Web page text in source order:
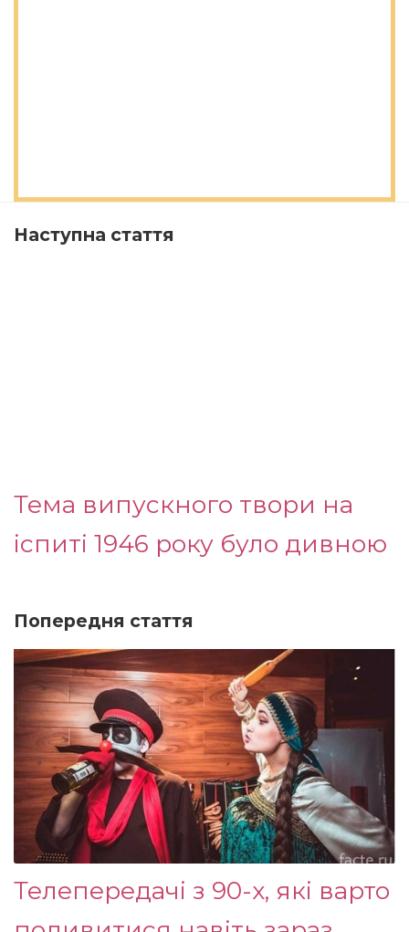
Наступна стаття
Тема випускного твори на
іспиті 1946 року було дивною
Попередня стаття
Телепередачі з 90-х, які варто